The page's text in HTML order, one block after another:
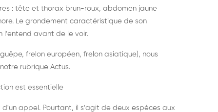
: tête et thorax brun-roux, abdomen jaune
Le grondement caractéristique de son
l'entend avant de le voir.
frelon européen, frelon asiatique), nous
rubrique Actus.
est essentielle
appel. Pourtant, il s'agit de deux espèces aux